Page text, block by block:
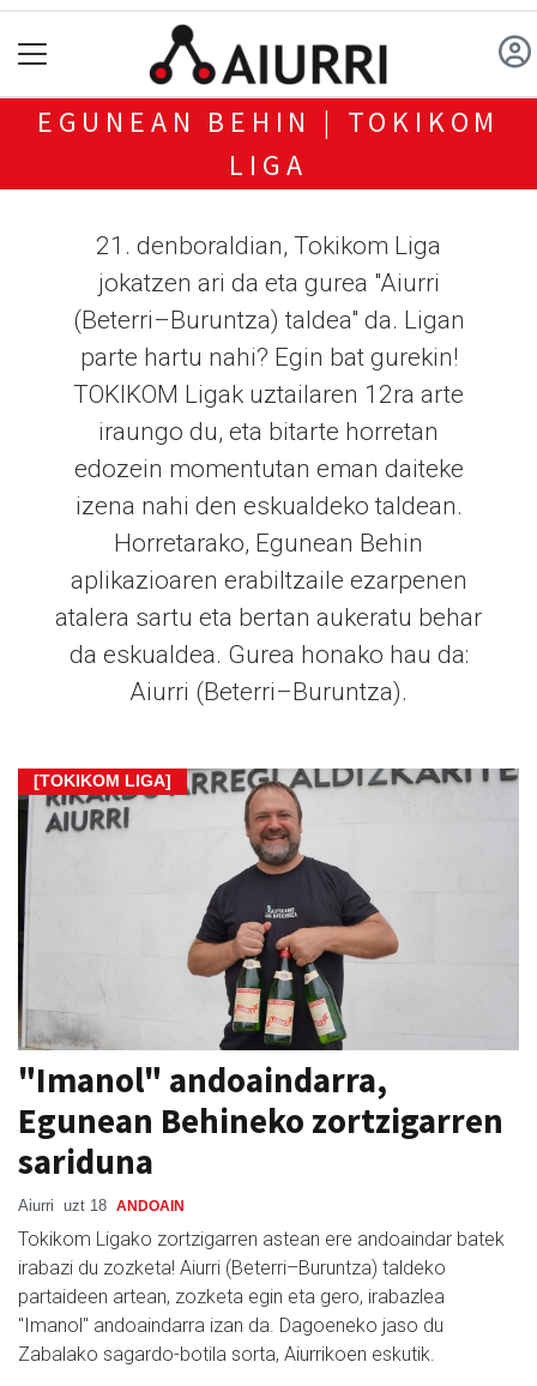
EGUNEAN BEHIN | TOKIKOM
LIGA
21. denboraldian, Tokikom Liga
jokatzen ari da eta gurea "Aiurri
(Beterri–Buruntza) taldea" da. Ligan
parte hartu nahi? Egin bat gurekin!
TOKIKOM Ligak uztailaren 12ra arte
iraungo du, eta bitarte horretan
edozein momentutan eman daiteke
izena nahi den eskualdeko taldean.
Horretarako, Egunean Behin
aplikazioaren erabiltzaile ezarpenen
atalera sartu eta bertan aukeratu behar
da eskualdea. Gurea honako hau da:
Aiurri (Beterri–Buruntza).
[TOKIKOM LIGA]
"Imanol" andoaindarra,
Egunean Behineko zortzigarren
sariduna
Aiurri uzt 18 ANDOAIN
Tokikom Ligako zortzigarren astean ere andoaindar batek
irabazi du zozketa! Aiurri (Beterri–Buruntza) taldeko
partaideen artean, zozketa egin eta gero, irabazlea
"Imanol" andoaindarra izan da. Dagoeneko jaso du
Zabalako sagardo-botila sorta, Aiurrikoen eskutik.